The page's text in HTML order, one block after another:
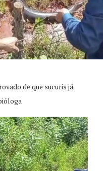
de que sucuris já